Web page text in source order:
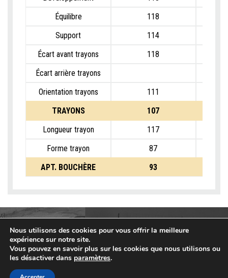
Équilibre
118
Support
114
Écart avant trayons
118
Écart arrière trayons
Orientation trayons
111
TRAYONS
107
Longueur trayon
117
Forme trayon
87
APT. BOUCHÈRE
93
Nous utilisons des cookies pour vous offrir la meilleure
expérience sur notre site.
Vous pouvez en savoir plus sur les cookies que nous utilisons ou
les désactiver dans paramètres.